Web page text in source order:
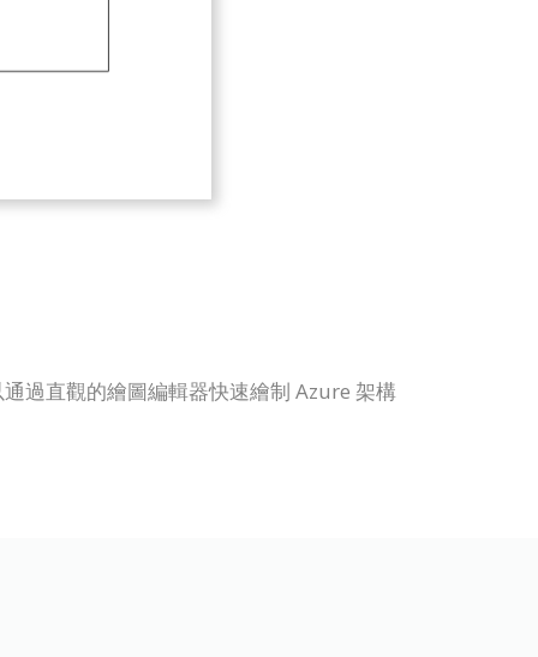
過直觀的繪圖編輯器快速繪制 Azure 架構